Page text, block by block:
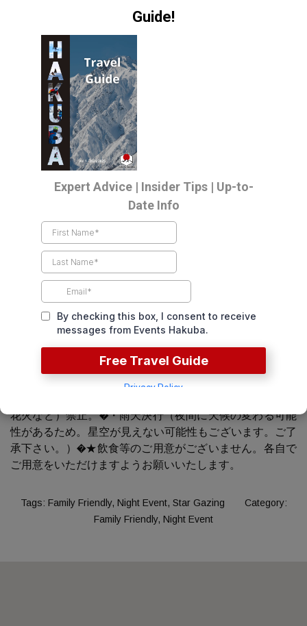
�オプション１：テント1張り(最大５名用) 5,000円(事前
予約のみ)�オプション２：テント持参1張り 2,000円(事
前予約のみ)�【定員】 約20人 ※キャンセルのご連絡
は8/12当日12：00までにご連絡下さい。ご連絡のない場
合はキャンセル料として100％頂戴いたします。�【タイ
ムスケジュール】※宿泊ナイトゴンドライベントは、上記
の日帰りナイトゴンドラとスケジュールが異なりますの
で、ご注意ください。�8/12
21:00～21:20 テレキャビン乗車（上り） ナイトゴンド
ラ運行中�21:30～アルプス平広場集合 （スタッフによ
るキックオフ）�22:00～野澤氏による星空ガイド(雨天の
場合は、レストランAlps 360内でダジックアースの解説)�
終了後~自由鑑賞 �【観賞場所】(テレキャビン展望台
アルプス平レストラン360前など)双眼鏡、望遠鏡の設置
4:50~ ご来光鑑賞(スタッフによる自由参加)�7:00～ テ
レキャビン運行開始 自由解散��【注意事項】�★雨天
決行★�・テントご要望の方は事前に申しつけ下さい。
�・星空、流星群は見られない場合もありますのでご了承
下さい。�・21:30～翌朝7:30までは安全上レストラン
Alps 360内及び指定観測場所以外には立ち入らない様お願
い致します(自由散策禁止)�・登山目的でのご利用はご遠
花火など）禁止。�・雨天決行（夜間に天候の変わる可能
性があるため。星空が見えない可能性もございます。ご了
承下さい。）�★飲食等のご用意がございません。各自で
ご用意をいただけますようお願いいたします。
Tags: Family Friendly, Night Event, Star Gazing
Category:
Family Friendly, Night Event